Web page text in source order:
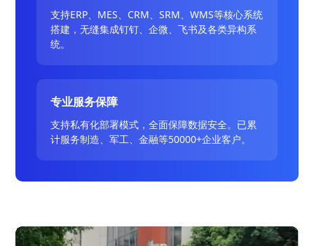
支持ERP、MES、CRM、SRM、WMS等核心系统
搭建，无缝集成钉钉、企微、飞书及各类异构系
统。
专业服务保障
支持私有化部署模式，全面保障数据安全。已累
计服务制造、军工、金融等50000+企业客户。